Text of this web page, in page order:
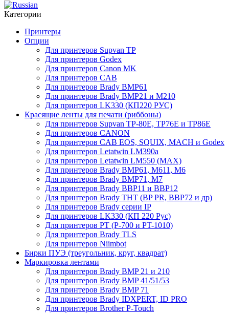
Категории
Принтеры
Опции
Для принтеров Supvan TP
Для принтеров Godex
Для принтеров Canon MK
Для принтеров CAB
Для принтеров Brady BMP61
Для принтеров Brady BMP21 и M210
Для принтеров LK330 (КП220 РУС)
Красящие ленты для печати (риббоны)
Для принтеров Supvan TP-80E, TP76E и TP86E
Для принтеров CANON
Для принтеров CAB EOS, SQUIX, MACH и Godex
Для принтеров Letatwin LM390a
Для принтеров Letatwin LM550 (MAX)
Для принтеров Brady BMP61, M611, M6
Для принтеров Brady BMP71, M7
Для принтеров Brady BBP11 и BBP12
Для принтеров Brady THT (BP PR, BBP72 и др)
Для принтеров Brady серии IP
Для принтеров LK330 (КП 220 Рус)
Для принтеров PT (P-700 и PT-1010)
Для принтеров Brady TLS
Для принтеров Niimbot
Бирки ПУЭ (треугольник, круг, квадрат)
Маркировка лентами
Для принтеров Brady BMP 21 и 210
Для принтеров Brady BMP 41/51/53
Для принтеров Brady BMP 71
Для принтеров Brady IDXPERT, ID PRO
Для принтеров Brother P-Touch